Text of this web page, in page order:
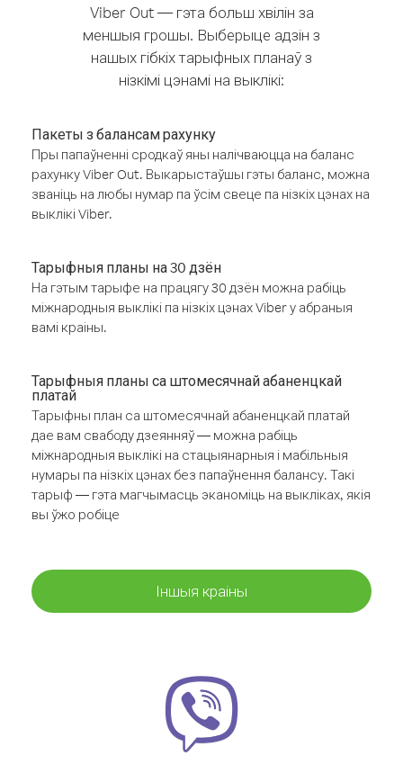
Viber Out — гэта больш хвілін за
меншыя грошы. Выберыце адзін з
нашых гібкіх тарыфных планаў з
нізкімі цэнамі на выклікі:
Пакеты з балансам рахунку
Пры папаўненні сродкаў яны налічваюцца на баланс
рахунку Viber Out. Выкарыстаўшы гэты баланс, можна
званіць на любы нумар па ўсім свеце па нізкіх цэнах на
выклікі Viber.
Тарыфныя планы на 30 дзён
На гэтым тарыфе на працягу 30 дзён можна рабіць
міжнародныя выклікі па нізкіх цэнах Viber у абраныя
вамі краіны.
Тарыфныя планы са штомесячнай абаненцкай
платай
Тарыфны план са штомесячнай абаненцкай платай
дае вам свабоду дзеянняў — можна рабіць
міжнародныя выклікі на стацыянарныя і мабільныя
нумары па нізкіх цэнах без папаўнення балансу. Такі
тарыф — гэта магчымасць эканоміць на выкліках, якія
вы ўжо робіце
Іншыя краіны